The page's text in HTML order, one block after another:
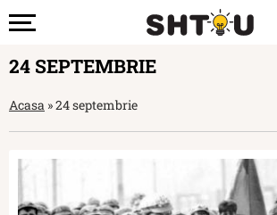
24 SEPTEMBRIE
Acasa »24 septembrie